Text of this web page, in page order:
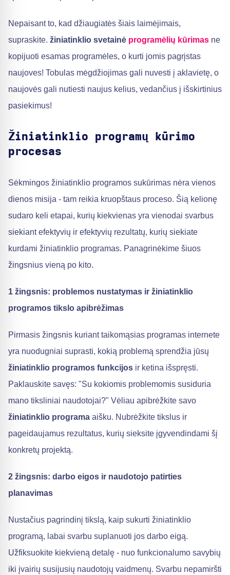
Nepaisant to, kad džiaugiatės šiais laimėjimais,
supraskite. žiniatinklio svetainė programėlių kūrimas ne
kopijuoti esamas programėles, o kurti jomis pagrįstas
naujoves! Tobulas mėgdžiojimas gali nuvesti į aklavietę, o
naujovės gali nutiesti naujus kelius, vedančius į išskirtinius
pasiekimus!
Žiniatinklio programų kūrimo
procesas
Sėkmingos žiniatinklio programos sukūrimas nėra vienos
dienos misija - tam reikia kruopštaus proceso. Šią kelionę
sudaro keli etapai, kurių kiekvienas yra vienodai svarbus
siekiant efektyvių ir efektyvių rezultatų, kurių siekiate
kurdami žiniatinklio programas. Panagrinėkime šiuos
žingsnius vieną po kito.
1 žingsnis: problemos nustatymas ir žiniatinklio
programos tikslo apibrėžimas
Pirmasis žingsnis kuriant taikomąsias programas internete
yra nuodugniai suprasti, kokią problemą sprendžia jūsų
žiniatinklio programos funkcijos ir ketina išspręsti.
Paklauskite savęs: "Su kokiomis problemomis susiduria
mano tiksliniai naudotojai?" Vėliau apibrėžkite savo
žiniatinklio programa aišku. Nubrėžkite tikslus ir
pageidaujamus rezultatus, kurių sieksite įgyvendindami šį
konkretų projektą.
2 žingsnis: darbo eigos ir naudotojo patirties
planavimas
Nustačius pagrindinį tikslą, kaip sukurti žiniatinklio
programą, labai svarbu suplanuoti jos darbo eigą.
Užfiksuokite kiekvieną detalę - nuo funkcionalumo savybių
iki įvairių susijusių naudotojų vaidmenų. Svarbu nepamiršti